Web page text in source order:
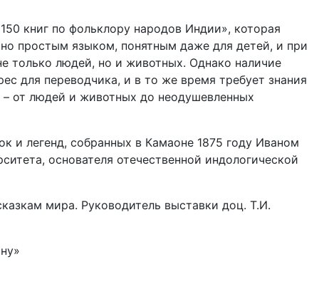
книг по фольклору народов Индии», которая
простым языком, понятным даже для детей, и при
только людей, но и животных. Однако наличие
для переводчика, и в то же время требует знания
от людей и животных до неодушевленных
и легенд, собранных в Камаоне 1875 году Иваном
основателя отечественной индологической
мира. Руководитель выставки доц. Т.И.